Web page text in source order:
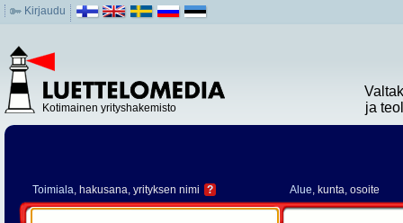
Kirjaudu
Kotimainen yrityshakemisto
ja
Toimiala, hakusana, yrityksen nimi ? Alue, kunta, osoite